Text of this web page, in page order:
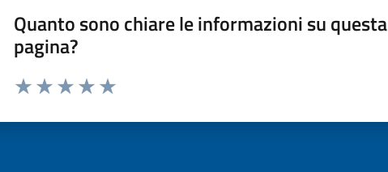
Quanto sono chiare le informazioni su questa
pagina?
Valuta da 1 a 5 stelle la pagina